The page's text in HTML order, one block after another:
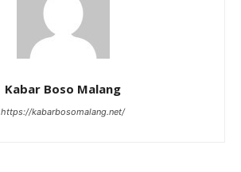
Kabar Boso Malang
https://kabarbosomalang.net/